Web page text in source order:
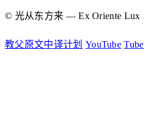
© 光从东方来 — Ex Oriente Lux
教父原文中译计划 YouTube Tube